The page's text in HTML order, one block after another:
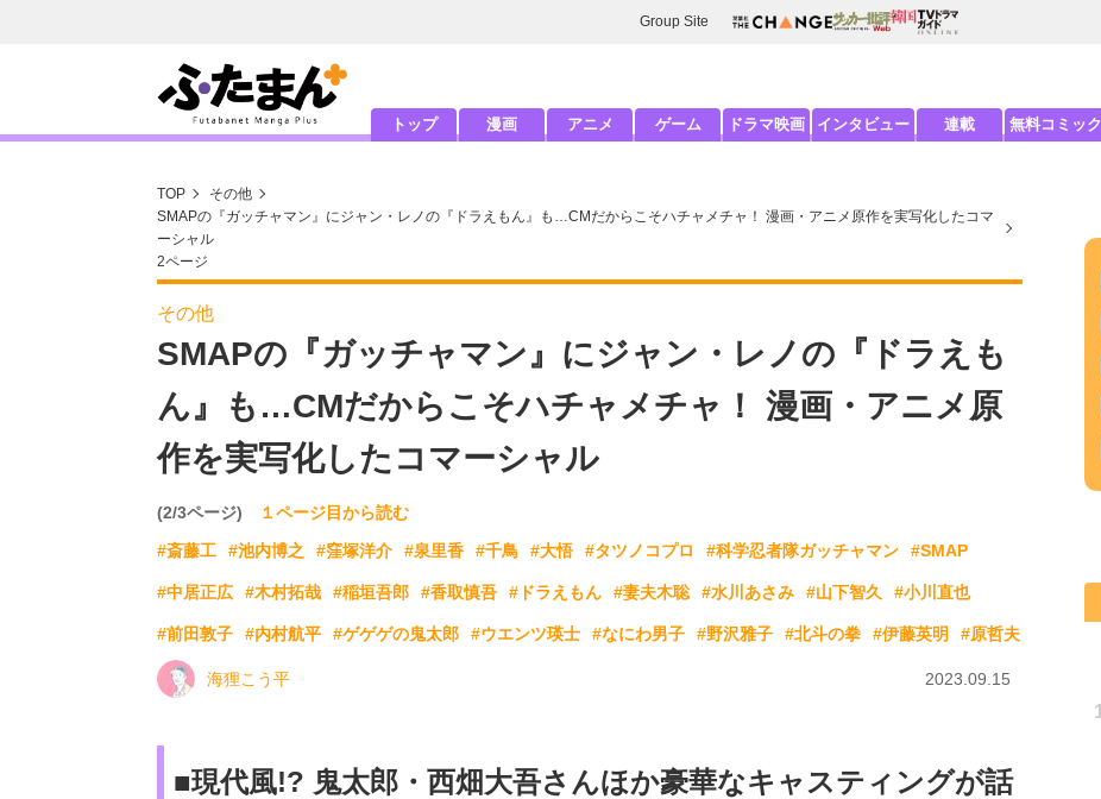
Group Site
トップ 漫画 アニメ ゲーム ドラマ映画 インタビュー 連載 無料コミック
TOP
その他
SMAPの『ガッチャマン』にジャン・レノの『ドラえもん』も…CMだからこそハチャメチャ！ 漫画・アニメ原作を実写化したコマ
ーシャル
2ページ
その他
SMAPの『ガッチャマン』にジャン・レノの『ドラえも
ん』も…CMだからこそハチャメチャ！ 漫画・アニメ原
作を実写化したコマーシャル
(2/3ページ)
１ページ目から読む
#斎藤工
#池内博之 #窪塚洋介 #泉里香 #千鳥 #大悟 #タツノコプロ #科学忍者隊ガッチャマン #SMAP
#中居正広 #木村拓哉 #稲垣吾郎 #香取慎吾 #ドラえもん #妻夫木聡 #水川あさみ #山下智久 #小川直也
#前田敦子 #内村航平 #ゲゲゲの鬼太郎 #ウエンツ瑛士 #なにわ男子 #野沢雅子 #北斗の拳 #伊藤英明 #原哲夫
海狸こう平 2023.09.15
■現代風!? 鬼太郎・西畑大吾さんほか豪華なキャスティングが話